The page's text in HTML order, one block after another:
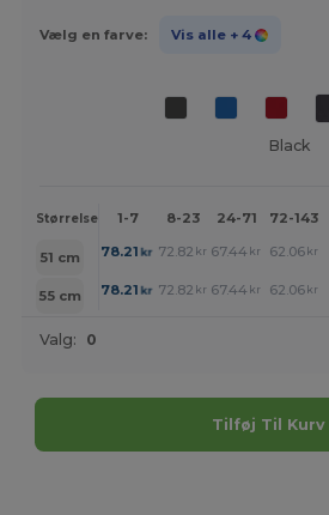
Vælg en farve: Vis alle + 4
Black
Størrelse 1-7 8-23 24-71 72-143
51 cm 78.21 kr 72.82 kr 67.44 kr 62.06 kr
55 cm
78.21 kr 72.82 kr 67.44 kr 62.06 kr
Valg: 0
Tilføj Til Kurv